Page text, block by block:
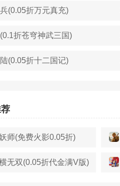
(0.05折万元真充)
折苍穹神武三国)
(0.05折十二国记)
师(免费火影0.05折)
无双(0.05折代金满V版)